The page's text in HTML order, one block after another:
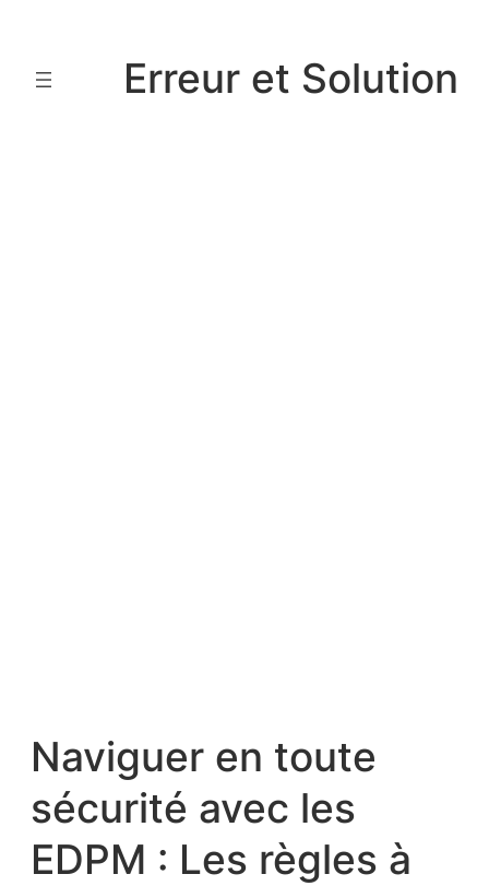
contenu
Erreur et Solution
Naviguer en toute
sécurité avec les
EDPM : Les règles à